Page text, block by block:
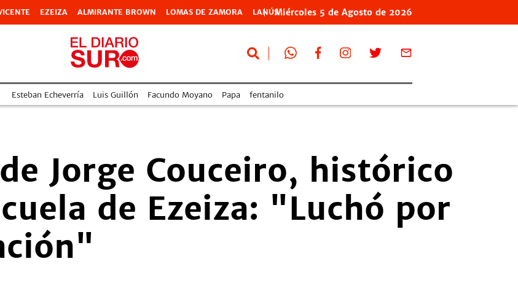
EZEIZA ALMIRANTE BROWN LOMAS DE ZAMORA LANÚSMiércoles 5 de Agosto de 2026
Esteban Echeverría Luis Guillón Facundo Moyano Papa fentanilo
Jorge Couceiro, histórico
de Ezeiza: "Luchó por